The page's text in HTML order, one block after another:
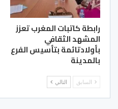
رابطة كاتبات المغرب تعزز
المشهد الثقافي
بأولادتائمة بتأسيس الفرع
بالمدينة
السابق التالي